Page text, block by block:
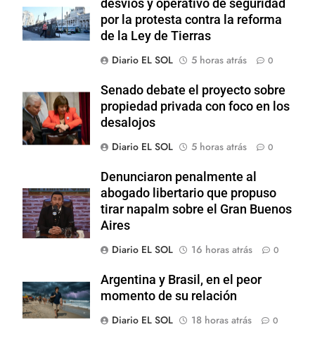
desvíos y operativo de seguridad
por la protesta contra la reforma
de la Ley de Tierras
Diario EL SOL
5 horas atrás 0
Senado debate el proyecto sobre
propiedad privada con foco en los
desalojos
Diario EL SOL
5 horas atrás 0
Denunciaron penalmente al
abogado libertario que propuso
tirar napalm sobre el Gran Buenos
Aires
Diario EL SOL
16 horas atrás 0
Argentina y Brasil, en el peor
momento de su relación
Diario EL SOL
18 horas atrás 0